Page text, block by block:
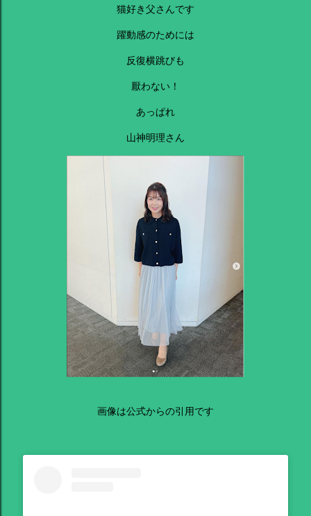
猫好き父さんです
躍動感のためには
反復横跳びも
厭わない！
あっぱれ
山神明理さん
画像は公式からの引用です